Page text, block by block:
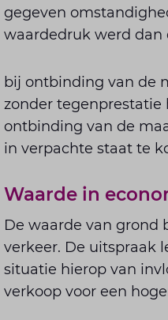
gegeven
waardedruk werd dan
bij ontbinding van de
zonder
ontbinding van de
in verpachte staat te
Waarde in
De waarde van grond
verkeer. De uitspraak
situatie hierop van
verkoop voor een